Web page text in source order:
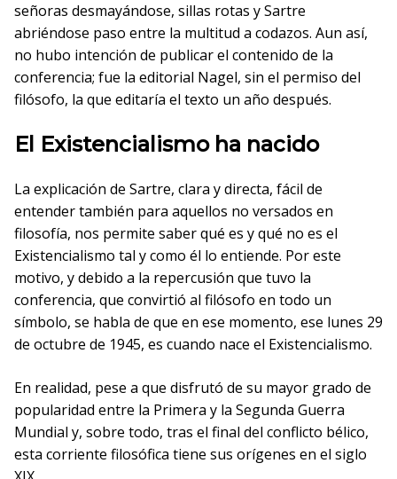
señoras desmayándose, sillas rotas y Sartre
abriéndose paso entre la multitud a codazos. Aun así,
no hubo intención de publicar el contenido de la
conferencia; fue la editorial Nagel, sin el permiso del
filósofo, la que editaría el texto un año después.
El Existencialismo ha nacido
La explicación de Sartre, clara y directa, fácil de
entender también para aquellos no versados en
filosofía, nos permite saber qué es y qué no es el
Existencialismo tal y como él lo entiende. Por este
motivo, y debido a la repercusión que tuvo la
conferencia, que convirtió al filósofo en todo un
símbolo, se habla de que en ese momento, ese lunes 29
de octubre de 1945, es cuando nace el Existencialismo.
En realidad, pese a que disfrutó de su mayor grado de
popularidad entre la Primera y la Segunda Guerra
Mundial y, sobre todo, tras el final del conflicto bélico,
esta corriente filosófica tiene sus orígenes en el siglo